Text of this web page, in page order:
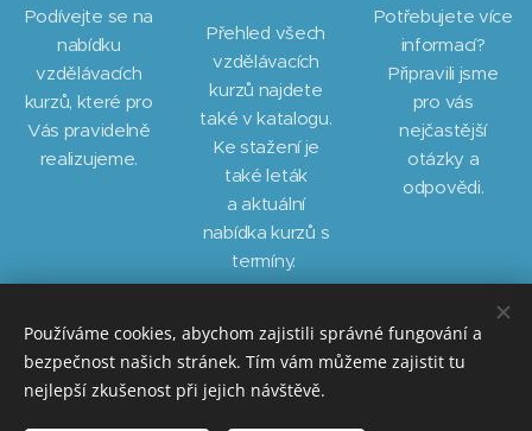
Podívejte se na
nabídku
vzdělávacích
kurzů, které pro
Vás pravidelně
realizujeme.
Přehled všech
vzdělávacích
kurzů najdete
také v katalogu.
Ke stažení je
také leták
a aktuální
nabídka kurzů s
termíny.
Potřebujete více
informací?
Připravili jsme
pro vás
nejčastější
otázky a
odpovědi.
KLIKNUTÍM NA IKONU + PŘEJDETE NA VÍCE INFORMACÍ
Používáme cookies, abychom zajistili správné fungování a
bezpečnost našich stránek. Tím vám můžeme zajistit tu
nejlepší zkušenost při jejich návštěvě.